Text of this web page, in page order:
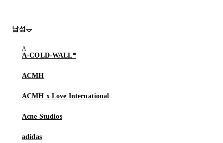
남성
A-COLD-WALL*
ACMH
ACMH x Love International
Acne Studios
adidas